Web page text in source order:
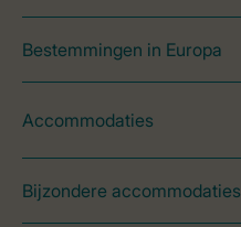
Bestemmingen in Europa
Accommodaties
Bijzondere accommodaties